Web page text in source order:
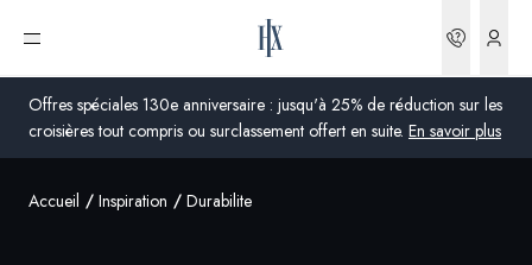
Offres spéciales 130e anniversaire : jusqu'à 25% de réduction sur les
croisières tout compris ou surclassement offert en suite. En savoir plus
Ouvrir le menu
Global
Accueil Inspiration Durabilite